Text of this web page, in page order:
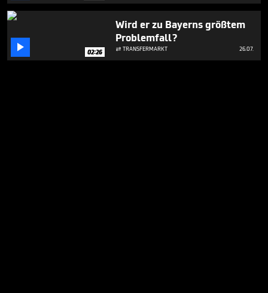
 02:26
Wird er zu Bayerns größtem
Problemfall?
 TRANSFERMARKT 26.07.